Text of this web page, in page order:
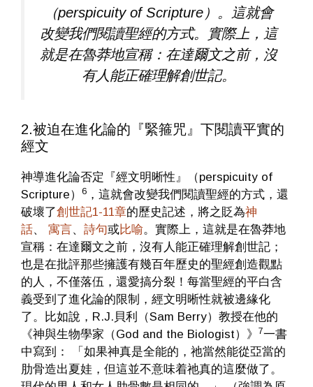
（perspicuity of Scripture）。這就會
改變我們閱讀聖經的方式。實際上，這
就是在魯莽地宣稱：在達爾文之前，沒
有人能正確理解創世記。
2.被迫在進化論的『緊箍咒』下閱讀平實的
經文
神導進化論否定『經文明晰性』（perspicuity of
Scripture）
6 ，這就會改變我們閱讀聖經的方式，還
破壞了創世記1-11章的歷史記述，將之貶為神
話、 寓言、 詩句或比喻。實際上，這就是在魯莽地
宣稱：在達爾文之前，沒有人能正確理解創世記；
也是在批評那些擁護有幾百年歷史的聖經創造觀點
的人，不僅落伍，還愛搞分裂！每當聖經的平白含
義受到了進化論的限制，經文明晰性就被邊緣化
了。比如說，R.J.貝利（Sam Berry）教授在他的
《神與生物學家（God and the Biologist）》 7一書
中寫到： 「如果神真是全能的，祂當然能從亞當的
肋骨造出夏娃，但這並不意味着祂真的這麼做了。